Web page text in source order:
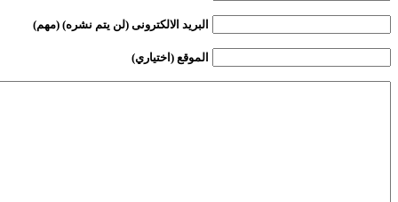
البريد الالكترونى (لن يتم نشره) (مهم)
الموقع (اختياري)